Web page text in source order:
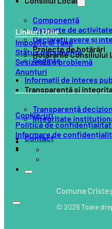
Componență
Rapoarte de activitate
Declarații avere și
Proiecte de hotărâri
Hotărârile Consiliului
Ședințe
Informații de interes
Transparență și
Transparență
Integritate
Contact
Linkuri Utile
Impozite și Taxe
Status documente
Sesizează o problemă
Anunțuri
Comuna
© 2026 Toate
Cookie-uri
Politică de
Informare de